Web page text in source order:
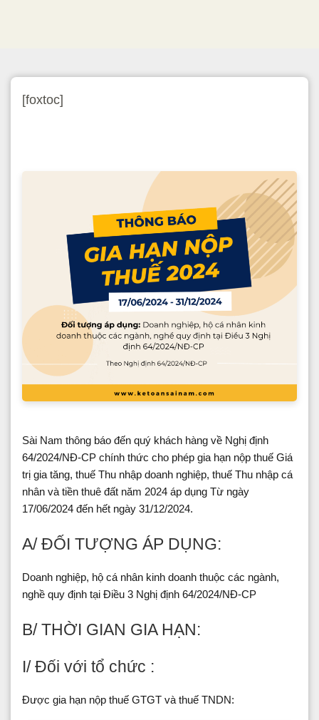
[foxtoc]
Sài Nam thông báo đến quý khách hàng về Nghị định
64/2024/NĐ-CP chính thức cho phép gia hạn nộp thuế Giá
trị gia tăng, thuế Thu nhập doanh nghiệp, thuế Thu nhập cá
nhân và tiền thuê đất năm 2024 áp dụng Từ ngày
17/06/2024 đến hết ngày 31/12/2024.
A/ ĐỐI TƯỢNG ÁP DỤNG:
Doanh nghiệp, hộ cá nhân kinh doanh thuộc các ngành,
nghề quy định tại Điều 3 Nghị định 64/2024/NĐ-CP
B/ THỜI GIAN GIA HẠN:
I/ Đối với tổ chức :
Được gia hạn nộp thuế GTGT và thuế TNDN: